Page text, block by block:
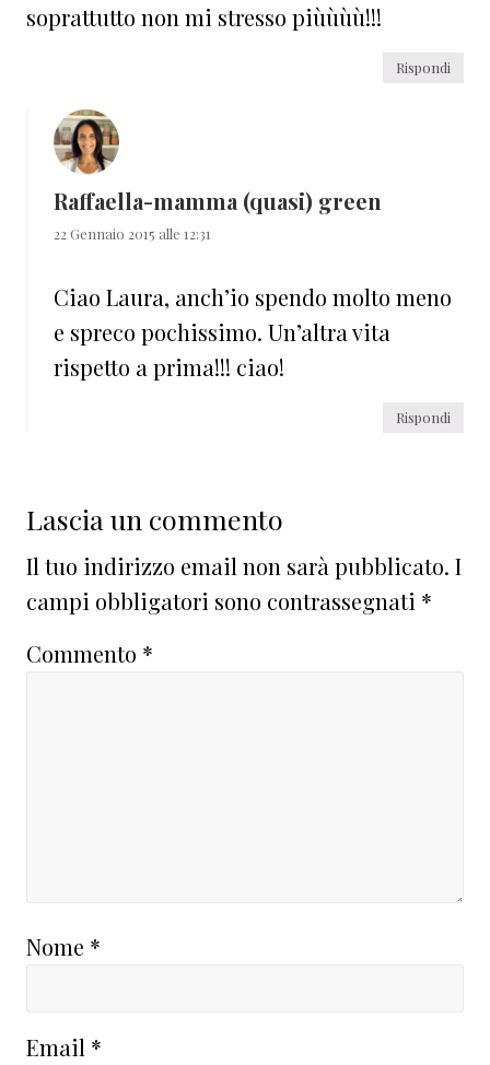
soprattutto non mi stresso piùùùù!!!
Rispondi
Raffaella-mamma (quasi) green
22 Gennaio 2015 alle 12:31
Ciao Laura, anch’io spendo molto meno
e spreco pochissimo. Un’altra vita
rispetto a prima!!! ciao!
Rispondi
Lascia un commento
Il tuo indirizzo email non sarà pubblicato. I
campi obbligatori sono contrassegnati *
Commento *
Nome *
Email *